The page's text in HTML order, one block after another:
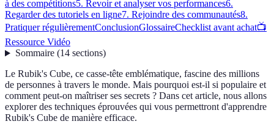
à des compétitions5. Revoir et analyser vos performances6.
Regarder des tutoriels en ligne7. Rejoindre des communautés8.
Pratiquer régulièrementConclusionGlossaireChecklist avant achat📺
Ressource Vidéo
Sommaire(14 sections)
Le Rubik's Cube, ce casse-tête emblématique, fascine des millions
de personnes à travers le monde. Mais pourquoi est-il si populaire et
comment peut-on maîtriser ses secrets ? Dans cet article, nous allons
explorer des techniques éprouvées qui vous permettront d'apprendre
Rubik's Cube de manière efficace.